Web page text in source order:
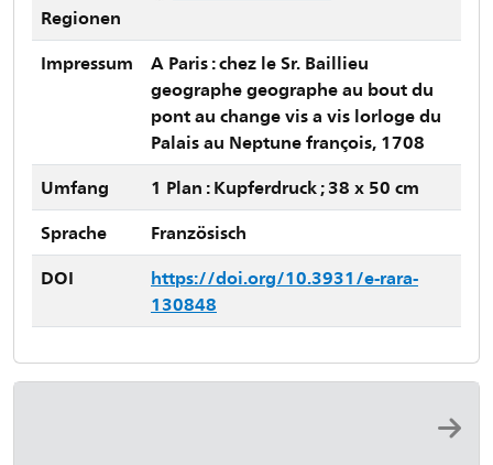
Regionen
Impressum
A Paris : chez le Sr. Baillieu
geographe geographe au bout du
pont au change vis a vis lorloge du
Palais au Neptune françois, 1708
Umfang
1 Plan : Kupferdruck ; 38 x 50 cm
Sprache
Französisch
DOI
https://doi.org/10.3931/e-rara-
130848